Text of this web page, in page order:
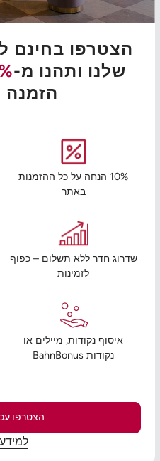
הצטרפו בחינם
שלנו ותהנו מ-
הזמנה
10% הנחה על כל ההזמנות
באתר
שדרוג חדר ללא תשלום – כפוף
לזמינות
איסוף נקודות, מיילים או
נקודות BahnBonus
הצטרפו